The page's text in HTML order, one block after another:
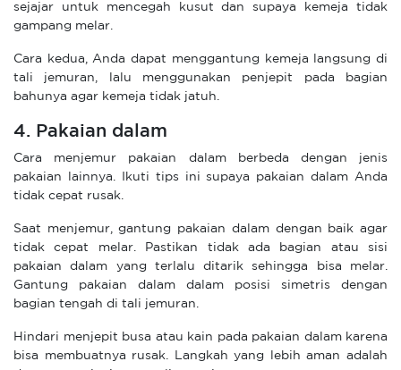
sejajar untuk mencegah kusut dan supaya kemeja tidak
gampang melar.
Cara kedua, Anda dapat menggantung kemeja langsung di
tali jemuran, lalu menggunakan penjepit pada bagian
bahunya agar kemeja tidak jatuh.
4. Pakaian dalam
Cara menjemur pakaian dalam berbeda dengan jenis
pakaian lainnya. Ikuti tips ini supaya pakaian dalam Anda
tidak cepat rusak.
Saat menjemur, gantung pakaian dalam dengan baik agar
tidak cepat melar. Pastikan tidak ada bagian atau sisi
pakaian dalam yang terlalu ditarik sehingga bisa melar.
Gantung pakaian dalam dalam posisi simetris dengan
bagian tengah di tali jemuran.
Hindari menjepit busa atau kain pada pakaian dalam karena
bisa membuatnya rusak. Langkah yang lebih aman adalah